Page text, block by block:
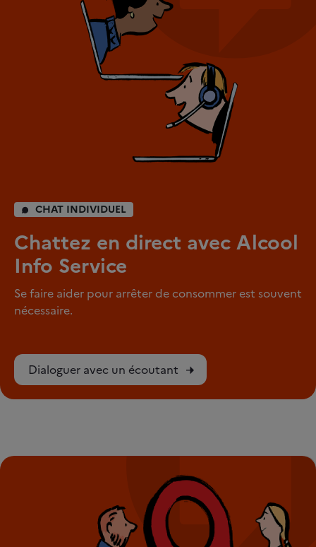
CHAT INDIVIDUEL
Chattez en direct avec Alcool
Info Service
Se faire aider pour arrêter de consommer est souvent
nécessaire.
Dialoguer avec un écoutant